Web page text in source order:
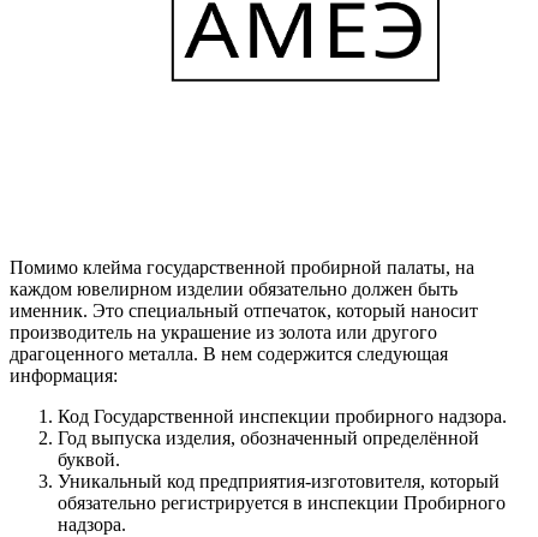
Помимо клейма государственной пробирной палаты, на
каждом ювелирном изделии обязательно должен быть
именник. Это специальный отпечаток, который наносит
производитель на украшение из золота или другого
драгоценного металла. В нем содержится следующая
информация:
Код Государственной инспекции пробирного надзора.
Год выпуска изделия, обозначенный определённой
буквой.
Уникальный код предприятия-изготовителя, который
обязательно регистрируется в инспекции Пробирного
надзора.